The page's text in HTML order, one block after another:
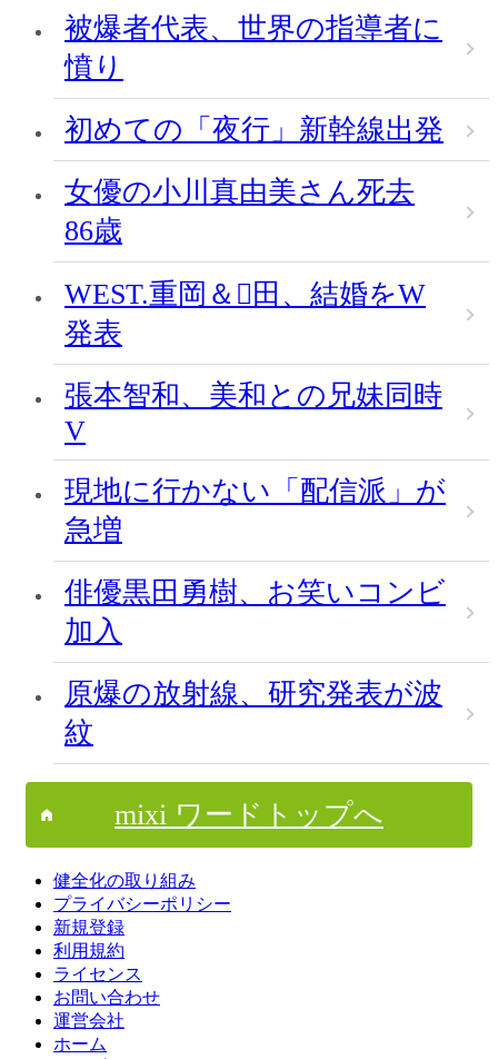
被爆者代表、世界の指導者に
憤り
初めての「夜行」新幹線出発
女優の小川真由美さん死去
86歳
WEST.重岡＆田、結婚をW
発表
張本智和、美和との兄妹同時
V
現地に行かない「配信派」が
急増
俳優黒田勇樹、お笑いコンビ
加入
原爆の放射線、研究発表が波
紋
mixi ワードトップへ
健全化の取り組み
プライバシーポリシー
新規登録
利用規約
ライセンス
お問い合わせ
運営会社
ホーム